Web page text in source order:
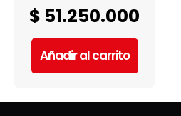
$ 51.250.000
Añadir al carrito